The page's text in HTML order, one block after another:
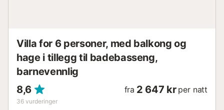
Villa for 6 personer, med balkong og
hage i tillegg til badebasseng,
barnevennlig
8,6
36 vurderinger
fra 2 647 kr per natt